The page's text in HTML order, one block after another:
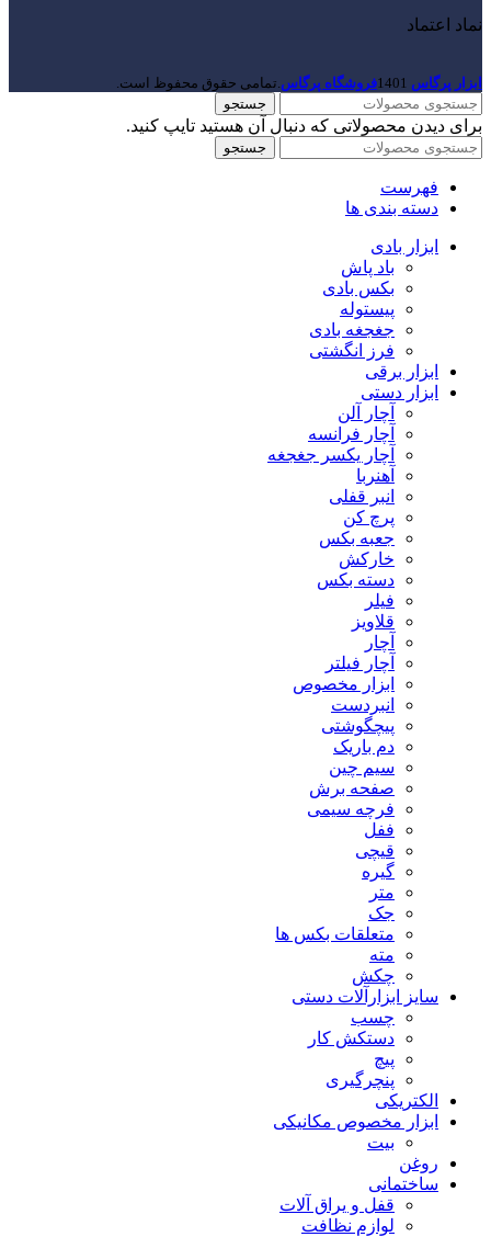
نماد اعتماد
ابزار پرگاس 1401فروشگاه پرگاس.تمامی حقوق محفوظ است.
جستجو
برای دیدن محصولاتی که دنبال آن هستید تایپ کنید.
جستجو
فهرست
دسته بندی ها
ابزار بادی
باد پاش
بکس بادی
پیستوله
جغجغه بادی
فرز انگشتی
ابزار برقی
ابزار دستی
آچار آلن
آچار فرانسه
آچار یکسر جغجغه
آهنربا
انبر قفلی
پرچ کن
جعبه بکس
خارکش
دسته بکس
فیلر
قلاویز
آچار
آچار فیلتر
ابزار مخصوص
انبردست
پیچگوشتی
دم باریک
سیم چین
صفحه برش
فرچه سیمی
ففل
قیچی
گیره
متر
جک
متعلقات بکس ها
مته
چکش
سایز ابزارآلات دستی
چسب
دستکش کار
پیچ
پنچرگیری
الکتریکی
ابزار مخصوص مکانیکی
بیت
روغن
ساختمانی
قفل و یراق آلات
لوازم نظافت